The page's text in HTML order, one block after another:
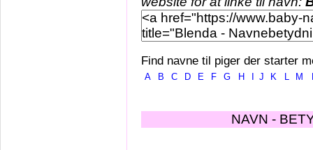
Find navne til piger der starter
A B C D E F G H J K L M
NAVN -